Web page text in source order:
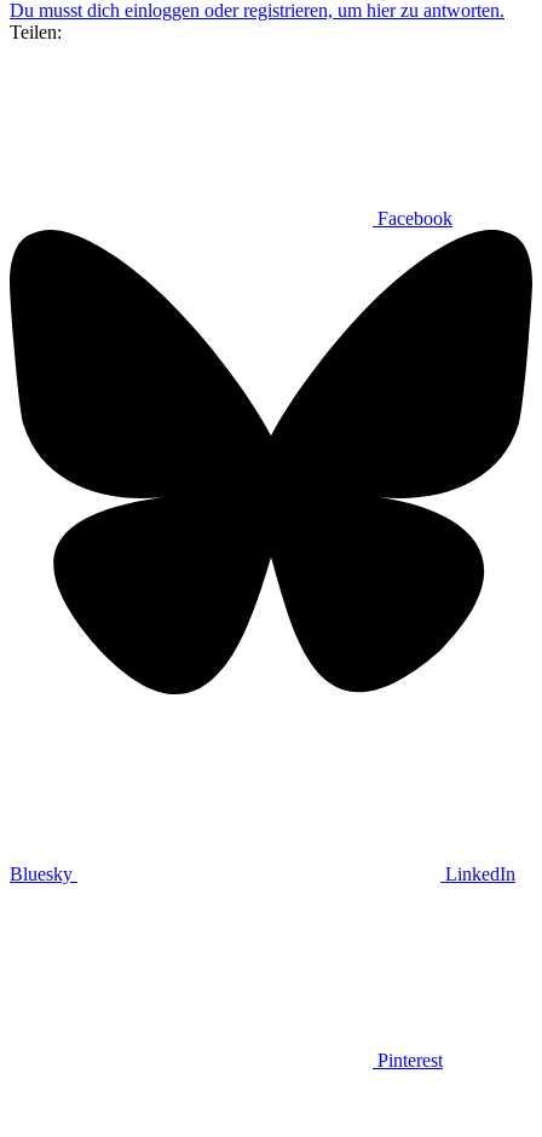
Du musst dich einloggen oder registrieren, um hier zu antworten.
Teilen:
Facebook
Bluesky LinkedIn
Pinterest